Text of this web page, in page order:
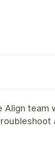
team